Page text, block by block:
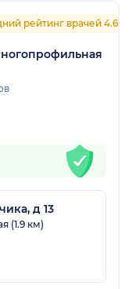
рейтинг врачей 4.6
д 13
(1.9 км)